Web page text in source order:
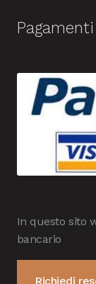
In questo sito
bancario
Richiedi